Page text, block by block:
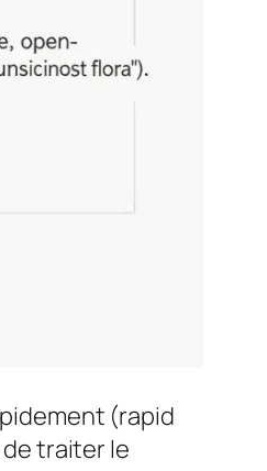
(rapid
traiter le